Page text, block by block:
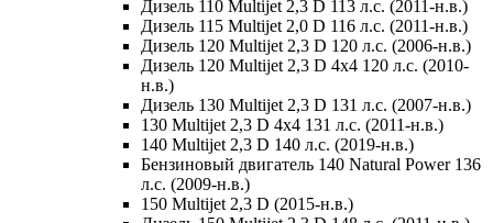
Дизель 110 Multijet 2,3 D 113 л.с. (2011-н.в.)
Дизель 115 Multijet 2,0 D 116 л.с. (2011-н.в.)
Дизель 120 Multijet 2,3 D 120 л.с. (2006-н.в.)
Дизель 120 Multijet 2,3 D 4x4 120 л.с. (2010-
н.в.)
Дизель 130 Multijet 2,3 D 131 л.с. (2007-н.в.)
130 Multijet 2,3 D 4x4 131 л.с. (2011-н.в.)
140 Multijet 2,3 D 140 л.с. (2019-н.в.)
Бензиновый двигатель 140 Natural Power 136
л.с. (2009-н.в.)
150 Multijet 2,3 D (2015-н.в.)